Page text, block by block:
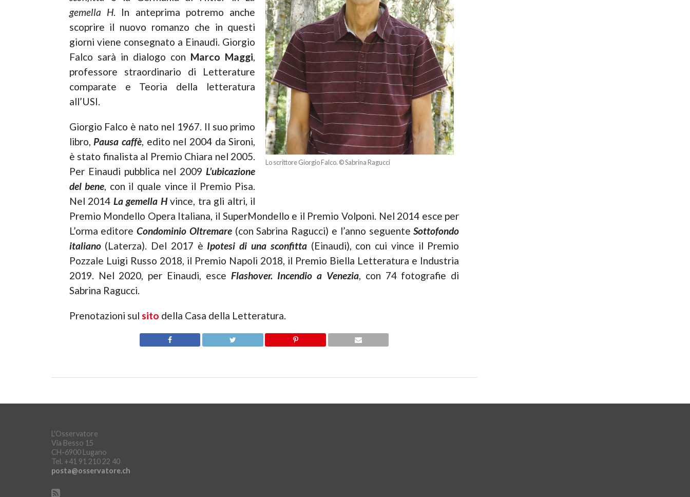
Lo scrittore Giorgio Falco. © Sabrina Ragucci
gemella H. In anteprima potremo anche
scoprire il nuovo romanzo che in questi
giorni viene consegnato a Einaudi. Giorgio
Falco sarà in dialogo con Marco Maggi,
professore straordinario di Letterature
comparate e Teoria della letteratura
all’USI.
Giorgio Falco è nato nel 1967. Il suo primo
libro, Pausa caffè, edito nel 2004 da Sironi,
è stato finalista al Premio Chiara nel 2005.
Per Einaudi pubblica nel 2009L’ubicazione
del bene, con il quale vince il Premio Pisa.
Nel 2014 La gemella H vince, tra gli altri, il
Premio Mondello Opera Italiana, il SuperMondello e il Premio Volponi. Nel 2014 esce per
L’orma editoreCondominio Oltremare(con Sabrina Ragucci) e l’anno seguenteSottofondo
italiano(Laterza). Del 2017 è Ipotesi di una sconfitta(Einaudi), con cui vince il Premio
Pozzale Luigi Russo 2018, il Premio Napoli 2018, il Premio Biella Letteratura e Industria
2019. Nel 2020, per Einaudi, esceFlashover. Incendio a Venezia, con 74 fotografie di
Sabrina Ragucci.
Prenotazioni sul sito della Casa della Letteratura.
L'Osservatore
Via Besso 15
CH-6900 Lugano
Tel. +41 91 210 22 40
posta@osservatore.ch